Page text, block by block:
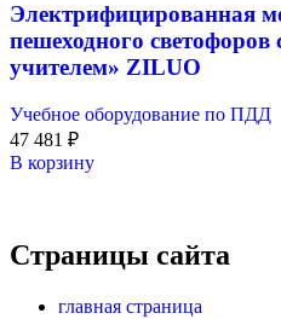
Электрифицированная
пешеходного
учителем» ZILUO
Учебное оборудование по ПДД
47 481 ₽
В корзину
Страницы сайта
главная страница